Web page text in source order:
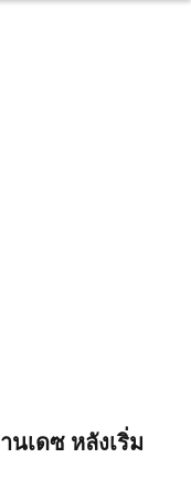
เดซ หลังเริ่ม